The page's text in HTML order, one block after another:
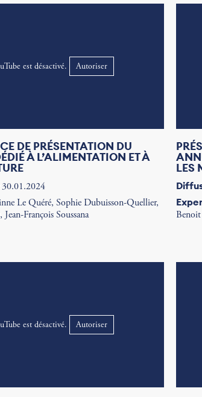
est désactivé. Autoriser
DE PRÉSENTATION DU
À L’ALIMENTATION ET À
30.01.2024
Le Quéré, Sophie Dubuisson-Quellier,
François Soussana
LES
est désactivé. Autoriser